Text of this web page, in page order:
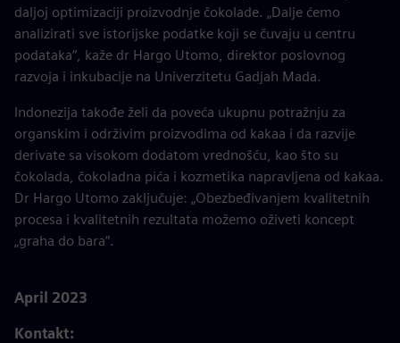
daljoj optimizaciji proizvodnje čokolade. „Dalje ćemo
analizirati sve istorijske podatke koji se čuvaju u centru
podataka“, kaže dr Hargo Utomo, direktor poslovnog
razvoja i inkubacije na Univerzitetu Gadjah Mada.
Indonezija takođe želi da poveća ukupnu potražnju za
organskim i održivim proizvodima od kakaa i da razvije
derivate sa visokom dodatom vrednošću, kao što su
čokolada, čokoladna pića i kozmetika napravljena od kakaa.
Dr Hargo Utomo zaključuje: „Obezbeđivanjem kvalitetnih
procesa i kvalitetnih rezultata možemo oživeti koncept
„graha do bara“.
April 2023
Kontakt: